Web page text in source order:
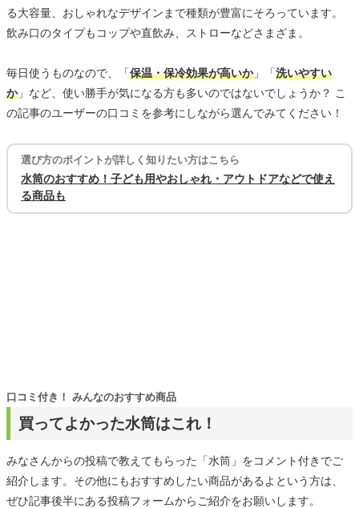
る大容量、おしゃれなデザインまで種類が豊富にそろっています。
飲み口のタイプもコップや直飲み、ストローなどさまざま。
毎日使うものなので、「保温・保冷効果が高いか」「洗いやすい
か」など、使い勝手が気になる方も多いのではないでしょうか？ こ
の記事のユーザーの口コミを参考にしながら選んでみてください！
選び方のポイントが詳しく知りたい方はこちら
水筒のおすすめ！子ども用やおしゃれ・アウトドアなどで使え
る商品も
買ってよかった水筒はこれ！
口コミ付き！ みんなのおすすめ商品
みなさんからの投稿で教えてもらった「水筒」をコメント付きでご
紹介します。その他にもおすすめしたい商品があるよという方は、
ぜひ記事後半にある投稿フォームからご紹介をお願いします。